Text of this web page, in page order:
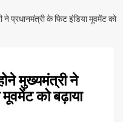
ने प्रधानमंत्री के फिट इंडिया मूवमेंट को
मुख्यमंत्री ने
को बढ़ाया